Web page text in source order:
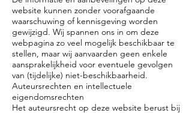
website kunnen zonder voorafgaande
waarschuwing of kennisgeving worden
gewijzigd. Wij spannen ons in om deze
webpagina zo veel mogelijk beschikbaar te
stellen, maar wij aanvaarden geen enkele
aansprakelijkheid voor eventuele gevolgen
van (tijdelijke) niet-beschikbaarheid.
Auteursrechten en intellectuele
eigendomsrechten
Het auteursrecht op deze website berust bij